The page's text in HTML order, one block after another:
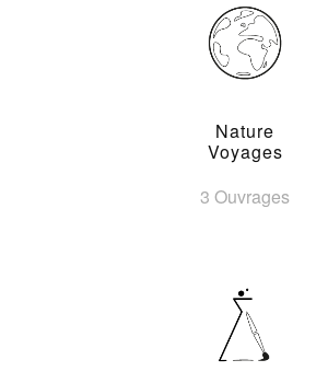
Nature
Voyages
3 Ouvrages